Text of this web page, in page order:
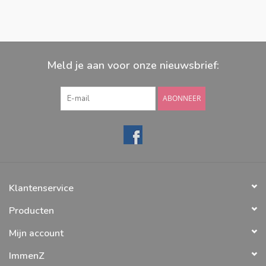
Meld je aan voor onze nieuwsbrief:
ABONNEER
Klantenservice
Producten
Mijn account
ImmenZ